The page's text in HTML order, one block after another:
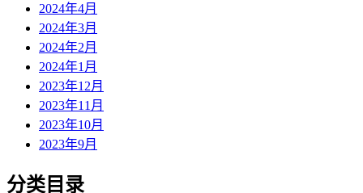
2024年4月
2024年3月
2024年2月
2024年1月
2023年12月
2023年11月
2023年10月
2023年9月
分类目录